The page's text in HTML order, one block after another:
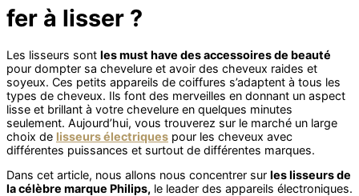
fer à lisser ?
Les lisseurs sont les must have des accessoires de beauté
pour dompter sa chevelure et avoir des cheveux raides et
soyeux. Ces petits appareils de coiffures s’adaptent à tous les
types de cheveux. Ils font des merveilles en donnant un aspect
lisse et brillant à votre chevelure en quelques minutes
seulement. Aujourd’hui, vous trouverez sur le marché un large
choix de lisseurs électriques pour les cheveux avec
différentes puissances et surtout de différentes marques.
Dans cet article, nous allons nous concentrer sur les lisseurs de
la célèbre marque Philips, le leader des appareils électroniques.